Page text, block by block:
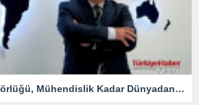
Nitelikli Kamyon Şoförlüğü, Mühendislik Kadar Dünyadan Yoğun Talep Alacak – Ekonomi